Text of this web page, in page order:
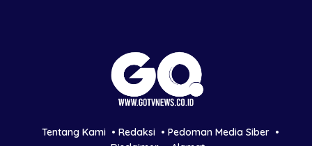
Tentang Kami Redaksi
Pedoman Media Siber